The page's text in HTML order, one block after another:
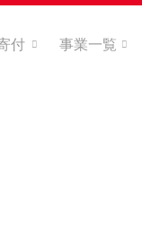
付 事業一覧